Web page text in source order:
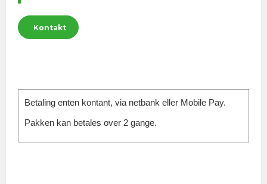
Kontakt
Betaling enten kontant, via netbank eller Mobile Pay.
Pakken kan betales over 2 gange.